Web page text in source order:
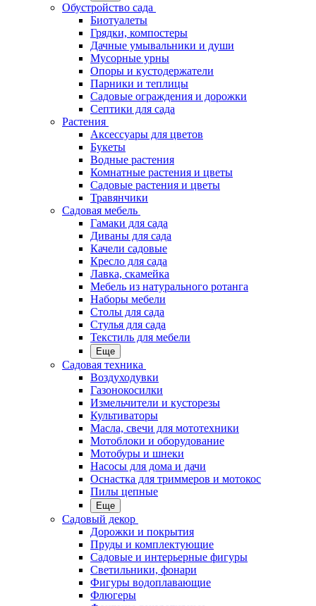
Обустройство сада
Биотуалеты
Грядки, компостеры
Дачные умывальники и души
Мусорные урны
Опоры и кустодержатели
Парники и теплицы
Садовые ограждения и дорожки
Септики для сада
Растения
Аксессуары для цветов
Букеты
Водные растения
Комнатные растения и цветы
Садовые растения и цветы
Травянчики
Садовая мебель
Гамаки для сада
Диваны для сада
Качели садовые
Кресло для сада
Лавка, скамейка
Мебель из натурального ротанга
Наборы мебели
Столы для сада
Стулья для сада
Текстиль для мебели
Еще
Садовая техника
Воздуходувки
Газонокосилки
Измельчители и кусторезы
Культиваторы
Масла, свечи для мототехники
Мотоблоки и оборудование
Мотобуры и шнеки
Насосы для дома и дачи
Оснастка для триммеров и мотокос
Пилы цепные
Еще
Садовый декор
Дорожки и покрытия
Пруды и комплектующие
Садовые и интерьерные фигуры
Светильники, фонари
Фигуры водоплавающие
Флюгеры